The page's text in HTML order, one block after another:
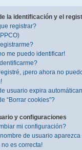
la identificación y el
registrar?
me puedo identificar!
¡pero ahora no
usuario expira
“Borrar cookies”?
y configuraciones
mi configuración?
de usuario
no es correcta!